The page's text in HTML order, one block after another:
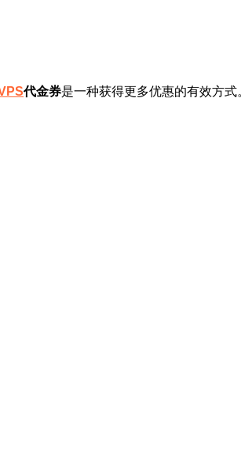
代金券是一种获得更多优惠的有效方